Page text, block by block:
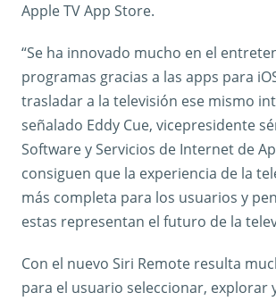
Apple TV App Store.
“Se ha innovado mucho en el
programas gracias a las apps para
trasladar a la televisión ese mismo
señalado Eddy Cue, vicepresidente
Software y Servicios de Internet de
consiguen que la experiencia de la
más completa para los usuarios y
estas representan el futuro de la
Con el nuevo Siri Remote resulta
para el usuario seleccionar, explorar